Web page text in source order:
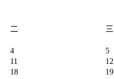
二 三
4 5
11 12
18 19